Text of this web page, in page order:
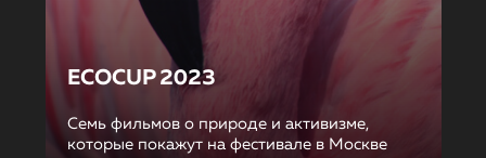
ECOCUP 2023
Семь фильмов о природе и активизме,
которые покажут на фестивале в Москве